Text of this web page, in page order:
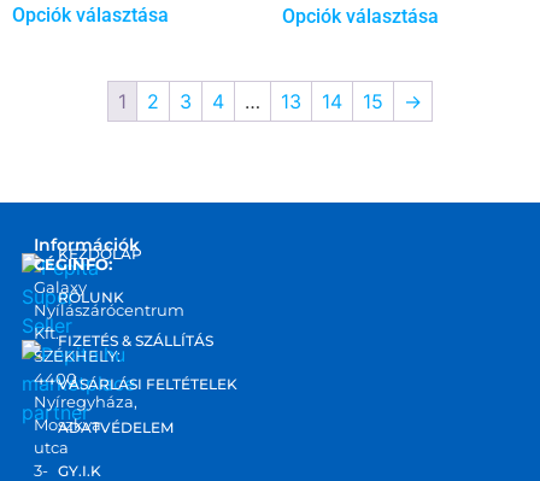
Opciók választása Opciók választása
1 2 3 4 … 13 14 15 →
marketplace
partner
Információk
CÉGINFO:
Galaxy
Nyílászárócentrum
Kft.
SZÉKHELY:
4400
Nyíregyháza,
Moszkva
utca
3-
KEZDŐLAP
RÓLUNK
FIZETÉS & SZÁLLÍTÁS
VÁSÁRLÁSI FELTÉTELEK
ADATVÉDELEM
GY.I.K